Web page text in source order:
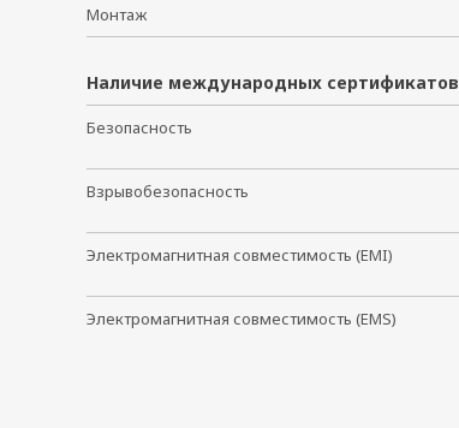
Монтаж
Наличие международных сертификатов
Безопасность
Взрывобезопасность
Электромагнитная совместимость (EMI)
Электромагнитная совместимость (EMS)